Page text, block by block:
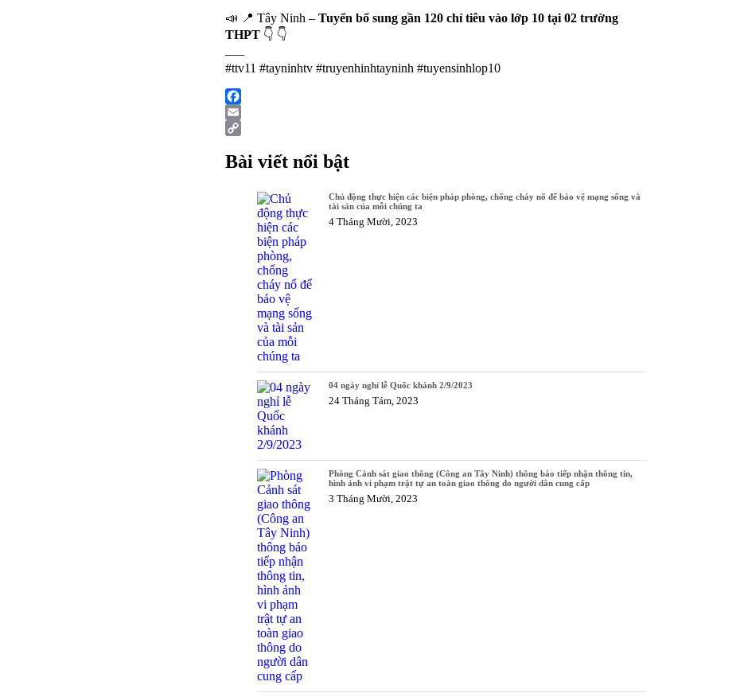
📣 📍 Tây Ninh – Tuyển bổ sung gần 120 chỉ tiêu vào lớp 10 tại 02 trường
THPT 👇 👇
—–
#ttv11 #tayninhtv #truyenhinhtayninh #tuyensinhlop10
Facebook
Email
Link
Bài viết nổi bật
Chủ động thực hiện các biện pháp phòng, chống cháy nổ để bảo vệ mạng sống và
tài sản của mỗi chúng ta
4 Tháng Mười, 2023
04 ngày nghỉ lễ Quốc khánh 2/9/2023
24 Tháng Tám, 2023
Phòng Cảnh sát giao thông (Công an Tây Ninh) thông báo tiếp nhận thông tin,
hình ảnh vi phạm trật tự an toàn giao thông do người dân cung cấp
3 Tháng Mười, 2023